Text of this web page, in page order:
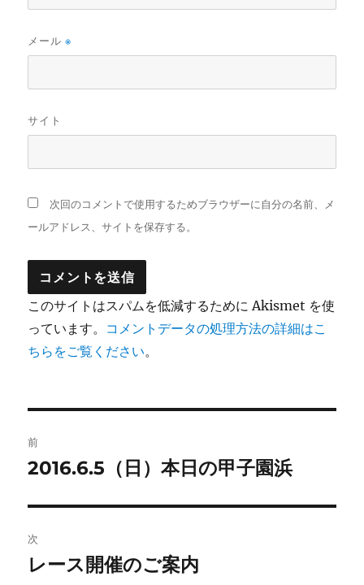
メール※
サイト
次回のコメントで使用するためブラウザーに自分の名前、メ
ールアドレス、サイトを保存する。
このサイトはスパムを低減するために Akismet を使
っています。 コメントデータの処理方法の詳細はこ
ちらをご覧ください。
稿
ビ
ゲ
前
前
投
稿:
2016.6.5（日）本日の甲子園浜
次
次
レース開催のご案内